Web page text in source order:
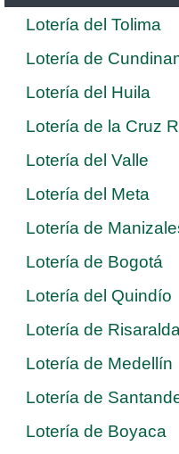
Lotería del Tolima
Lotería de
Lotería del Huila
Lotería de la Cruz
Lotería del Valle
Lotería del Meta
Lotería de
Lotería de Bogotá
Lotería del Quindío
Lotería de Risaralda
Lotería de Medellín
Lotería de
Lotería de Boyaca